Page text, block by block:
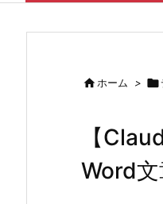
ホーム > 
【
Word